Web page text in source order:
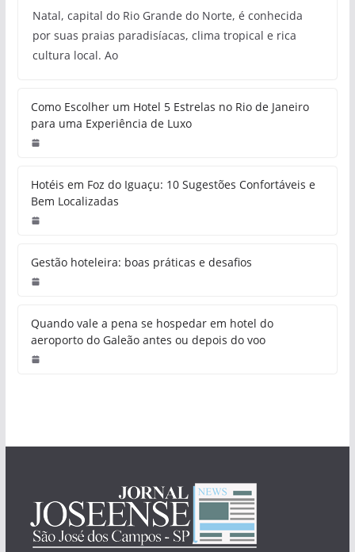
Natal, capital do Rio Grande do Norte, é conhecida
por suas praias paradisíacas, clima tropical e rica
cultura local. Ao
Como Escolher um Hotel 5 Estrelas no Rio de Janeiro
para uma Experiência de Luxo
Hotéis em Foz do Iguaçu: 10 Sugestões Confortáveis e
Bem Localizadas
Gestão hoteleira: boas práticas e desafios
Quando vale a pena se hospedar em hotel do
aeroporto do Galeão antes ou depois do voo